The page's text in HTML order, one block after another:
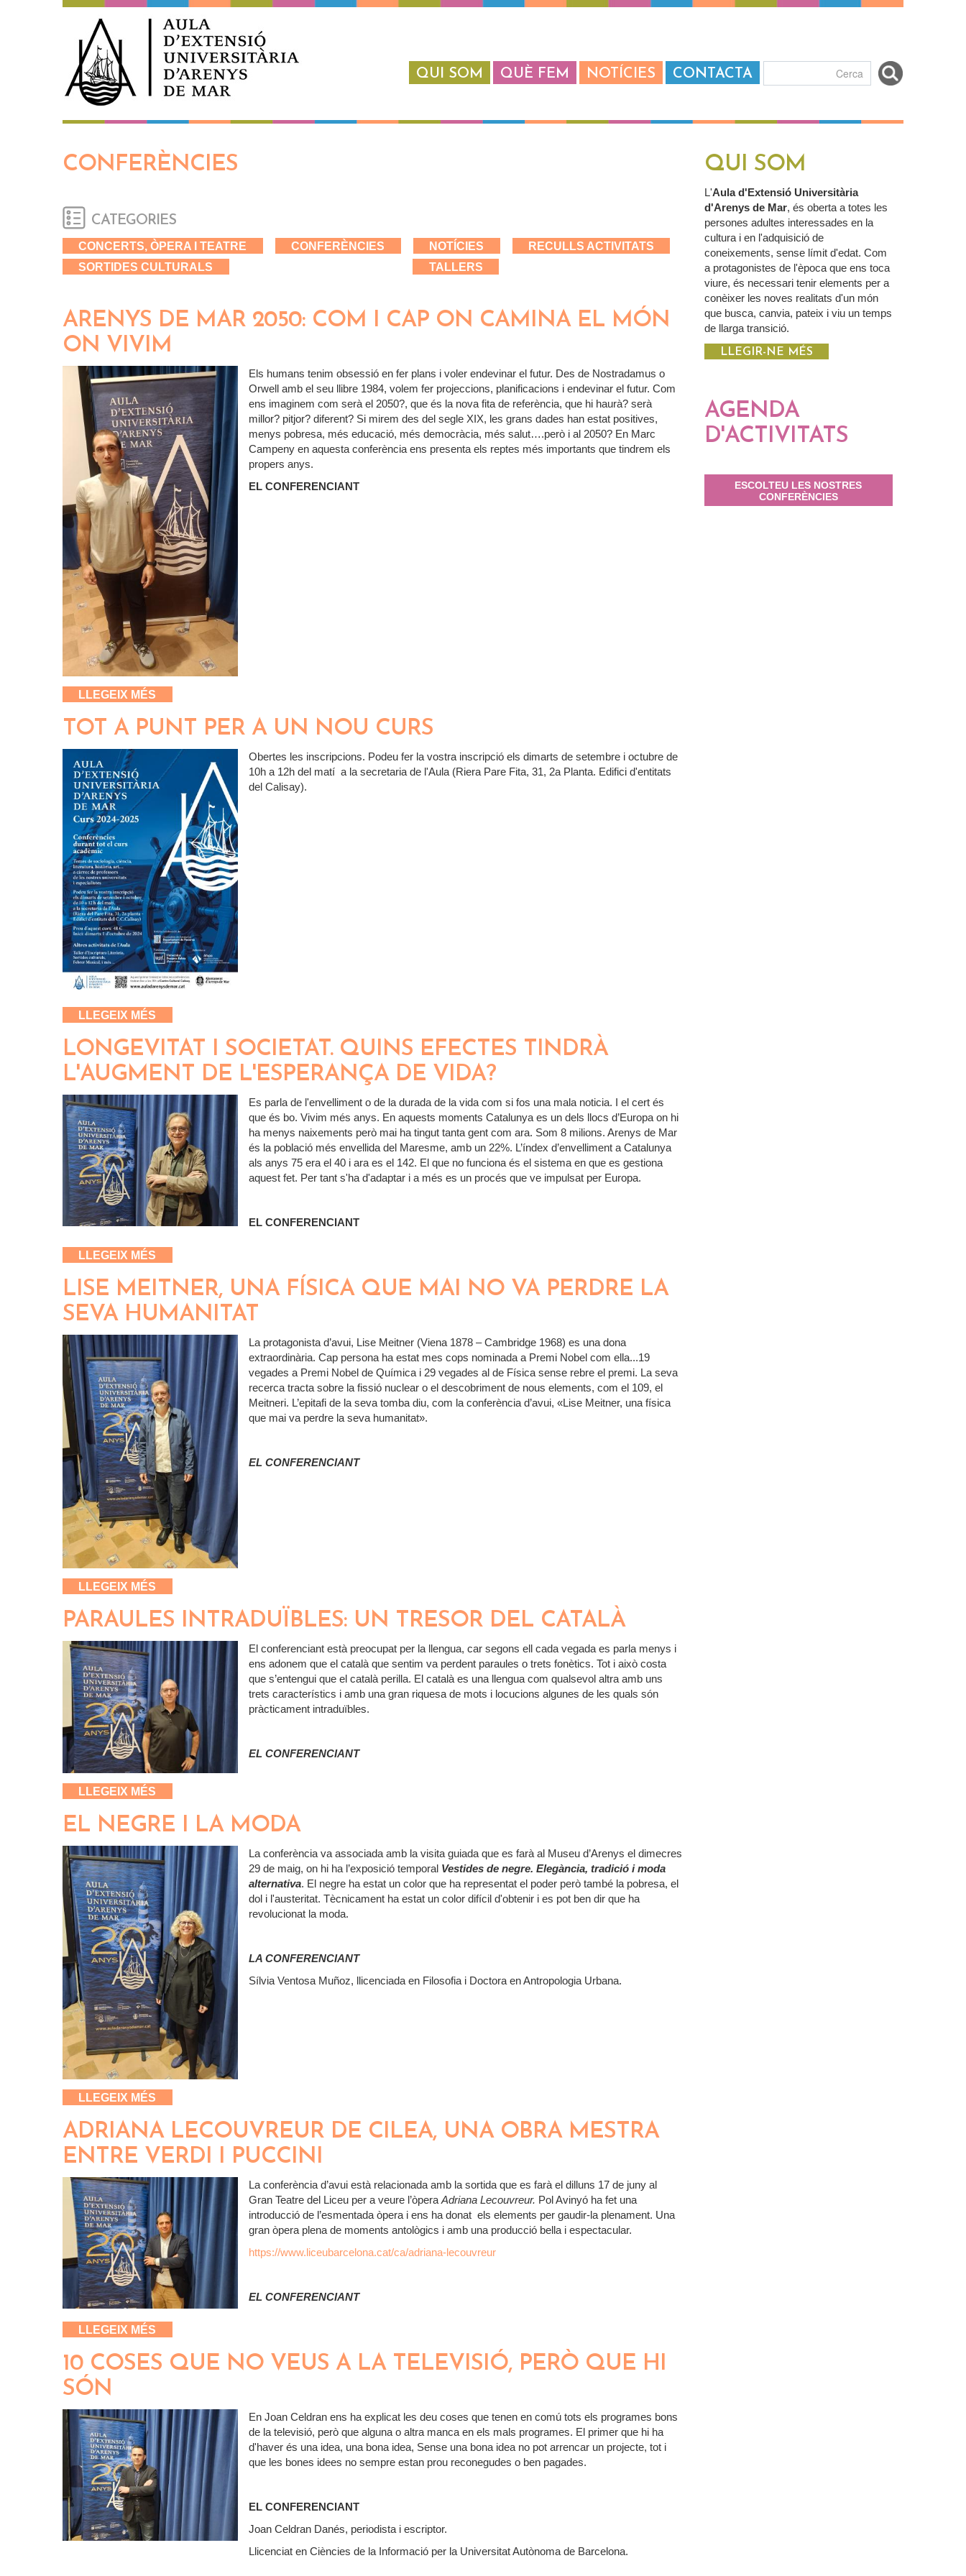
Vés al contingut
QUI SOM QUÈ FEM NOTÍCIES CONTACTA
Formulari de
CONFERÈNCIES
CATEGORIES
CONCERTS, ÒPERA I TEATRE CONFERÈNCIES NOTÍCIES
RECULLS ACTIVITATS
SORTIDES CULTURALS
TALLERS
ARENYS DE MAR 2050: COM I CAP ON CAMINA EL MÓN
ON VIVIM
Els humans tenim obsessió en fer plans i voler endevinar el futur. Des de Nostradamus o
Orwell amb el seu llibre 1984, volem fer projeccions, planificacions i endevinar el futur. Com
ens imaginem com serà el 2050?, que és la nova fita de referència, que hi haurà? serà
millor? pitjor? diferent? Si mirem des del segle XIX, les grans dades han estat positives,
menys pobresa, més educació, més democràcia, més salut….però i al 2050? En Marc
Campeny en aquesta conferència ens presenta els reptes més importants que tindrem els
propers anys.
EL CONFERENCIANT
LLEGEIX MÉS
TOT A PUNT PER A UN NOU CURS
Obertes les inscripcions. Podeu fer la vostra inscripció els dimarts de setembre i octubre de
10h a 12h del matí a la secretaria de l'Aula (Riera Pare Fita, 31, 2a Planta. Edifici d'entitats
del Calisay).
LLEGEIX MÉS
LONGEVITAT I SOCIETAT. QUINS EFECTES TINDRÀ
L'AUGMENT DE L'ESPERANÇA DE VIDA?
Es parla de l'envelliment o de la durada de la vida com si fos una mala noticia. I el cert és
que és bo. Vivim més anys. En aquests moments Catalunya es un dels llocs d’Europa on hi
ha menys naixements però mai ha tingut tanta gent com ara. Som 8 milions. Arenys de Mar
és la població més envellida del Maresme, amb un 22%. L’índex d’envelliment a Catalunya
als anys 75 era el 40 i ara es el 142. El que no funciona és el sistema en que es gestiona
aquest fet. Per tant s'ha d'adaptar i a més es un procés que ve impulsat per Europa.
EL CONFERENCIANT
LLEGEIX MÉS
LISE MEITNER, UNA FÍSICA QUE MAI NO VA PERDRE LA
SEVA HUMANITAT
La protagonista d’avui, Lise Meitner (Viena 1878 – Cambridge 1968) es una dona
extraordinària. Cap persona ha estat mes cops nominada a Premi Nobel com ella...19
vegades a Premi Nobel de Química i 29 vegades al de Física sense rebre el premi. La seva
recerca tracta sobre la fissió nuclear o el descobriment de nous elements, com el 109, el
Meitneri. L’epitafi de la seva tomba diu, com la conferència d’avui, «Lise Meitner, una física
que mai va perdre la seva humanitat».
EL CONFERENCIANT
LLEGEIX MÉS
PARAULES INTRADUÏBLES: UN TRESOR DEL CATALÀ
El conferenciant està preocupat per la llengua, car segons ell cada vegada es parla menys i
ens adonem que el català que sentim va perdent paraules o trets fonètics. Tot i això costa
que s’entengui que el català perilla. El català es una llengua com qualsevol altra amb uns
trets característics i amb una gran riquesa de mots i locucions algunes de les quals són
pràcticament intraduïbles.
EL CONFERENCIANT
LLEGEIX MÉS
EL NEGRE I LA MODA
La conferència va associada amb la visita guiada que es farà al Museu d’Arenys el dimecres
29 de maig, on hi ha l’exposició temporal Vestides de negre. Elegància, tradició i moda
alternativa. El negre ha estat un color que ha representat el poder però també la pobresa, el
dol i l'austeritat. Tècnicament ha estat un color difícil d'obtenir i es pot ben dir que ha
revolucionat la moda.
LA CONFERENCIANT
Sílvia Ventosa Muñoz, llicenciada en Filosofia i Doctora en Antropologia Urbana.
LLEGEIX MÉS
ADRIANA LECOUVREUR DE CILEA, UNA OBRA MESTRA
ENTRE VERDI I PUCCINI
La conferència d’avui està relacionada amb la sortida que es farà el dilluns 17 de juny al
Gran Teatre del Liceu per a veure l’òpera Adriana Lecouvreur. Pol Avinyó ha fet una
introducció de l’esmentada òpera i ens ha donat els elements per gaudir-la plenament. Una
gran òpera plena de moments antològics i amb una producció bella i espectacular.
https://www.liceubarcelona.cat/ca/adriana-lecouvreur
EL CONFERENCIANT
LLEGEIX MÉS
10 COSES QUE NO VEUS A LA TELEVISIÓ, PERÒ QUE HI
SÓN
En Joan Celdran ens ha explicat les deu coses que tenen en comú tots els programes bons
de la televisió, però que alguna o altra manca en els mals programes. El primer que hi ha
d'haver és una idea, una bona idea, Sense una bona idea no pot arrencar un projecte, tot i
que les bones idees no sempre estan prou reconegudes o ben pagades.
EL CONFERENCIANT
Joan Celdran Danés, periodista i escriptor.
Llicenciat en Ciències de la Informació per la Universitat Autònoma de Barcelona.
QUI SOM
L'Aula d'Extensió Universitària
d'Arenys de Mar, és oberta a totes les
persones adultes interessades en la
cultura i en l'adquisició de
coneixements, sense límit d'edat. Com
a protagonistes de l'època que ens toca
viure, és necessari tenir elements per a
conèixer les noves realitats d'un món
que busca, canvia, pateix i viu un temps
de llarga transició.
LLEGIR-NE MÉS
AGENDA
D'ACTIVITATS
ESCOLTEU LES NOSTRES
CONFERÈNCIES